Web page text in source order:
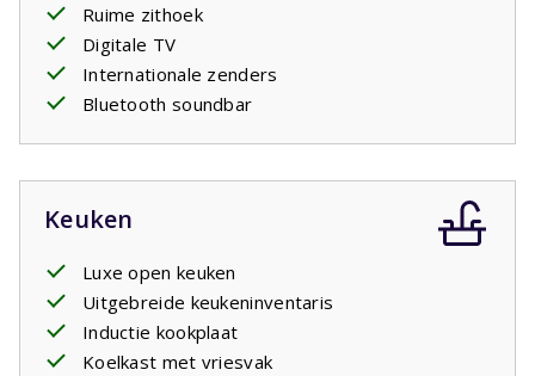
Ruime zithoek
Digitale TV
Internationale zenders
Bluetooth soundbar
Keuken
Luxe open keuken
Uitgebreide keukeninventaris
Inductie kookplaat
Koelkast met vriesvak